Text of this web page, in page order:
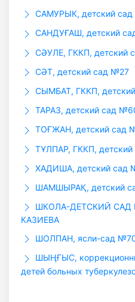
САМУРЫК, детский
САНДУҒАШ, детский
СӘУЛЕ, ГККП, детский
СӘТ, детский сад №27
СЫМБАТ, ГККП,
ТАРАЗ, детский сад
ТОҒЖАН, детский сад
ТҰЛПАР, ГККП,
ХАДИША, детский сад
ШАМШЫРАҚ, детский
ШКОЛА-ДЕТСКИЙ САД
КАЗИЕВА
ШОЛПАН, ясли-сад
ШЫҢҒЫС,
детей больных